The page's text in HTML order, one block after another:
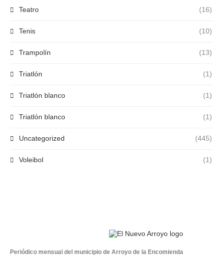
Teatro (16)
Tenis (10)
Trampolín (13)
Triatlón (1)
Triatlón blanco (1)
Triatlón blanco (1)
Uncategorized (445)
Voleibol (1)
Periódico mensual del municipio de Arroyo de la Encomienda